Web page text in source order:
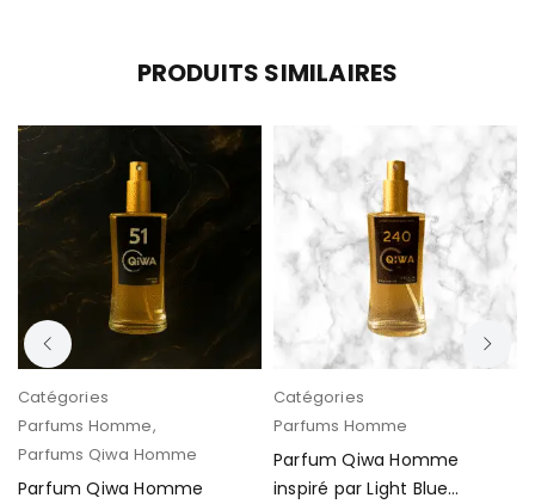
PRODUITS SIMILAIRES
Catégories
Parfums Homme,
Parfums Qiwa Homme
Parfum Qiwa Homme
Catégories
Parfums Homme
Parfum Qiwa Homme
inspiré par Light Blue